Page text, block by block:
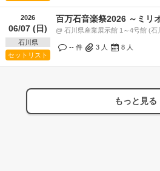
2026
06/07 (日)
石川県
セットリスト
百万石音楽祭2026 ～ミリ
@ 石川県産業展示館 1～4号館 (石
-- 件 3 人 8 人
もっと見る